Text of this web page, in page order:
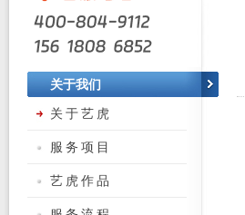
关于我们
关于艺虎
服务项目
艺虎作品